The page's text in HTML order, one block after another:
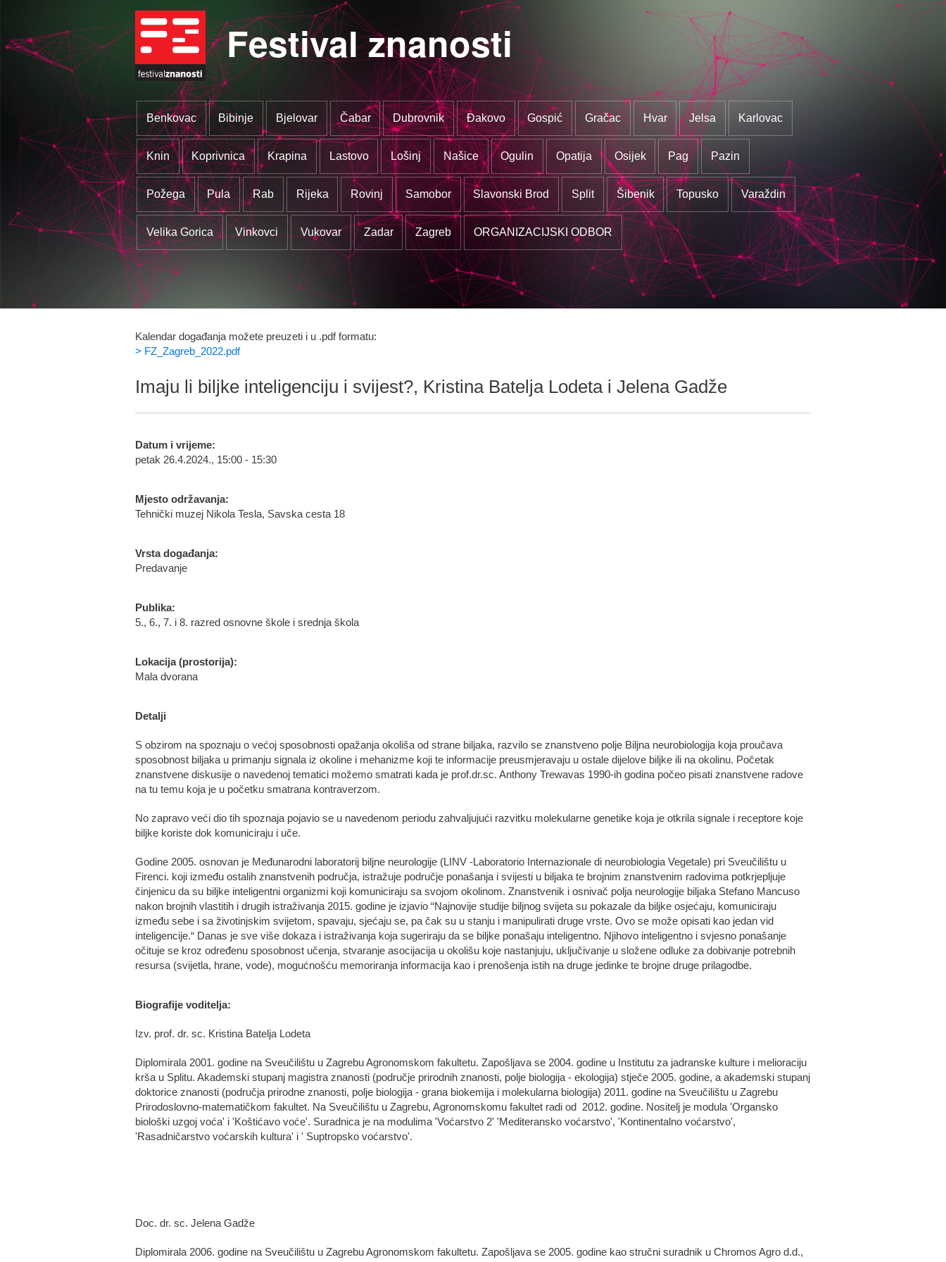
Festival znanosti
Benkovac Bibinje Bjelovar Čabar Dubrovnik Đakovo Gospić Gračac Hvar Jelsa Karlovac
Knin Koprivnica Krapina Lastovo Lošinj Našice Ogulin Opatija Osijek Pag Pazin
Požega Pula Rab Rijeka Rovinj Samobor Slavonski Brod Split Šibenik Topusko Varaždin
Velika Gorica Vinkovci Vukovar Zadar Zagreb ORGANIZACIJSKI ODBOR
Kalendar događanja možete preuzeti i u .pdf formatu:
> FZ_Zagreb_2022.pdf
Imaju li biljke inteligenciju i svijest?, Kristina Batelja Lodeta i Jelena Gadže
Datum i vrijeme:
petak 26.4.2024., 15:00 - 15:30
Mjesto održavanja:
Tehnički muzej Nikola Tesla, Savska cesta 18
Vrsta događanja:
Predavanje
Publika:
5., 6., 7. i 8. razred osnovne škole i srednja škola
Lokacija (prostorija):
Mala dvorana
Detalji
S obzirom na spoznaju o većoj sposobnosti opažanja okoliša od strane biljaka, razvilo se znanstveno polje Biljna neurobiologija koja proučava
sposobnost biljaka u primanju signala iz okoline i mehanizme koji te informacije preusmjeravaju u ostale dijelove biljke ili na okolinu. Početak
znanstvene diskusije o navedenoj tematici možemo smatrati kada je prof.dr.sc. Anthony Trewavas 1990-ih godina počeo pisati znanstvene radove
na tu temu koja je u početku smatrana kontraverzom.
No zapravo veći dio tih spoznaja pojavio se u navedenom periodu zahvaljujući razvitku molekularne genetike koja je otkrila signale i receptore koje
biljke koriste dok komuniciraju i uče.
Godine 2005. osnovan je Međunarodni laboratorij biljne neurologije (LINV -Laboratorio Internazionale di neurobiologia Vegetale) pri Sveučilištu u
Firenci. koji između ostalih znanstvenih područja, istražuje područje ponašanja i svijesti u biljaka te brojnim znanstvenim radovima potkrjepljuje
činjenicu da su biljke inteligentni organizmi koji komuniciraju sa svojom okolinom. Znanstvenik i osnivač polja neurologije biljaka Stefano Mancuso
nakon brojnih vlastitih i drugih istraživanja 2015. godine je izjavio “Najnovije studije biljnog svijeta su pokazale da biljke osjećaju, komuniciraju
između sebe i sa životinjskim svijetom, spavaju, sjećaju se, pa čak su u stanju i manipulirati druge vrste. Ovo se može opisati kao jedan vid
inteligencije.“ Danas je sve više dokaza i istraživanja koja sugeriraju da se biljke ponašaju inteligentno. Njihovo inteligentno i svjesno ponašanje
očituje se kroz određenu sposobnost učenja, stvaranje asocijacija u okolišu koje nastanjuju, uključivanje u složene odluke za dobivanje potrebnih
resursa (svijetla, hrane, vode), mogućnošću memoriranja informacija kao i prenošenja istih na druge jedinke te brojne druge prilagodbe.
Biografije voditelja:
Izv. prof. dr. sc. Kristina Batelja Lodeta
Diplomirala 2001. godine na Sveučilištu u Zagrebu Agronomskom fakultetu. Zapošljava se 2004. godine u Institutu za jadranske kulture i melioraciju
krša u Splitu. Akademski stupanj magistra znanosti (područje prirodnih znanosti, polje biologija - ekologija) stječe 2005. godine, a akademski stupanj
doktorice znanosti (područja prirodne znanosti, polje biologija - grana biokemija i molekularna biologija) 2011. godine na Sveučilištu u Zagrebu
Prirodoslovno-matematičkom fakultet. Na Sveučilištu u Zagrebu, Agronomskomu fakultet radi od 2012. godine. Nositelj je modula 'Organsko
biološki uzgoj voća' i 'Koštićavo voće'. Suradnica je na modulima 'Voćarstvo 2' 'Mediteransko voćarstvo', 'Kontinentalno voćarstvo',
'Rasadničarstvo voćarskih kultura' i ' Suptropsko voćarstvo'.
Doc. dr. sc. Jelena Gadže
Diplomirala 2006. godine na Sveučilištu u Zagrebu Agronomskom fakultetu. Zapošljava se 2005. godine kao stručni suradnik u Chromos Agro d.d.,